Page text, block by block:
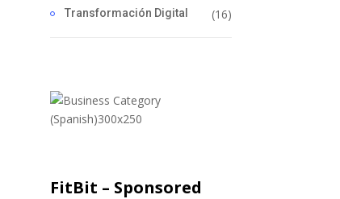
Transformación Digital (16)
FitBit – Sponsored